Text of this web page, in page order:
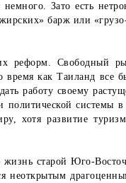
Зато есть
барж или
реформ. Свободный
как Таиланд все
работу своему
политической системы
хотя развитие
жизнь старой Юго-
неоткрытым